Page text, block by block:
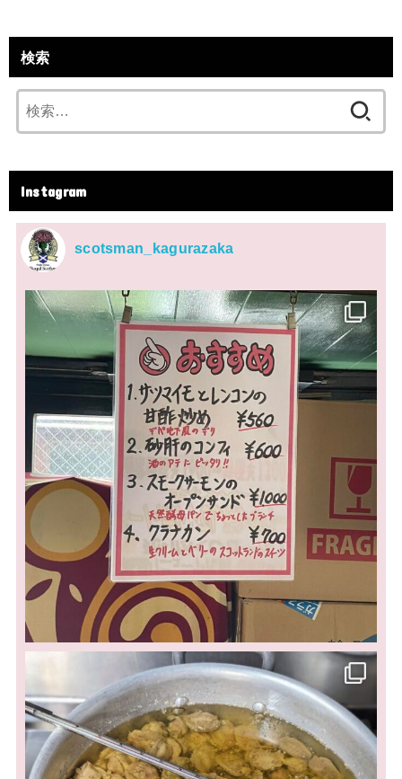
検索
索:
Instagram
scotsman_kagurazaka